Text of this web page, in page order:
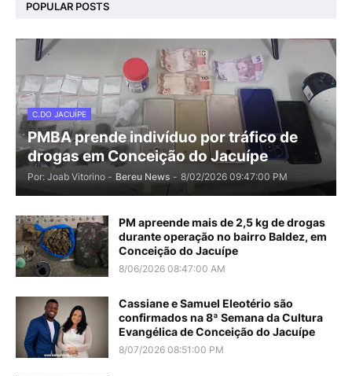
POPULAR POSTS
C.DO JACUÍPE
PMBA prende indivíduo por tráfico de
drogas em Conceição do Jacuípe
Por: Joab Vitorino - Bereu News - 8/02/2026 09:47:00 PM
PM apreende mais de 2,5 kg de drogas
durante operação no bairro Baldez, em
Conceição do Jacuípe
8/06/2026 08:47:00 AM
Cassiane e Samuel Eleotério são
confirmados na 8ª Semana da Cultura
Evangélica de Conceição do Jacuípe
8/07/2026 08:51:00 PM